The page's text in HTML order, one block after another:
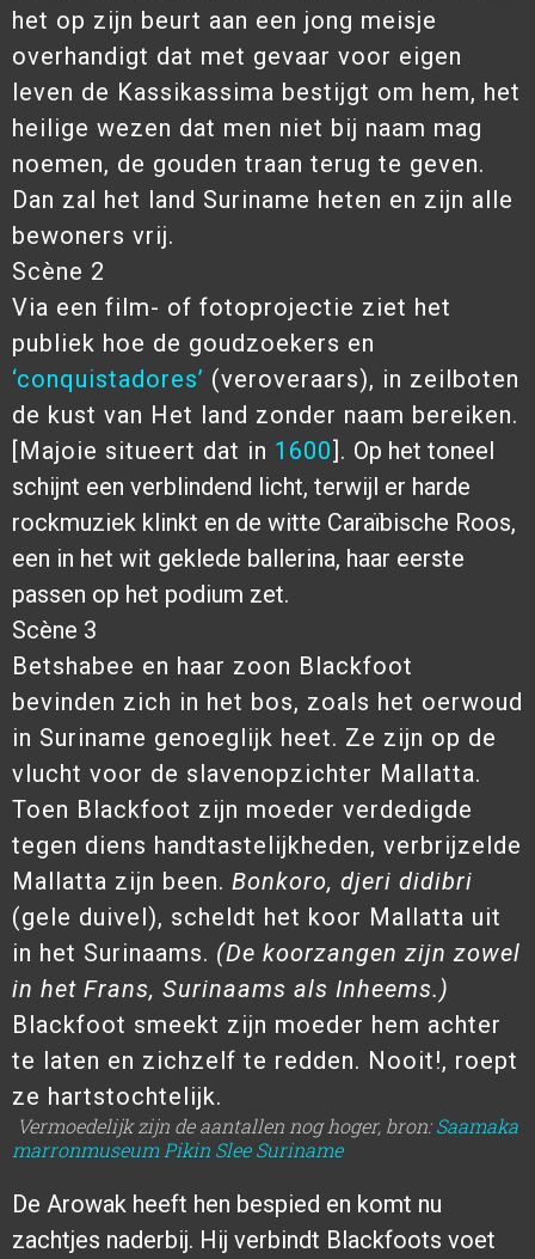
het op zijn beurt aan een jong meisje
overhandigt dat met gevaar voor eigen
leven de Kassikassima bestijgt om hem, het
heilige wezen dat men niet bij naam mag
noemen, de gouden traan terug te geven.
Dan zal het land Suriname heten en zijn alle
bewoners vrij.
Scène 2
Via een film- of fotoprojectie ziet het
publiek hoe de goudzoekers en
‘conquistadores’ (veroveraars), in zeilboten
de kust van Het land zonder naam bereiken.
[Majoie situeert dat in 1600]. Op het toneel
schijnt een verblindend licht, terwijl er harde
rockmuziek klinkt en de witte Caraïbische Roos,
een in het wit geklede ballerina, haar eerste
passen op het podium zet.
Scène 3
Betshabee en haar zoon Blackfoot
bevinden zich in het bos, zoals het oerwoud
in Suriname genoeglijk heet. Ze zijn op de
vlucht voor de slavenopzichter Mallatta.
Toen Blackfoot zijn moeder verdedigde
tegen diens handtastelijkheden, verbrijzelde
Mallatta zijn been. Bonkoro, djeri didibri
(gele duivel), scheldt het koor Mallatta uit
in het Surinaams. (De koorzangen zijn zowel
in het Frans, Surinaams als Inheems.)
Blackfoot smeekt zijn moeder hem achter
te laten en zichzelf te redden. Nooit!, roept
ze hartstochtelijk.
Vermoedelijk zijn de aantallen nog hoger, bron:Saamaka
marronmuseum Pikin Slee Suriname
De Arowak heeft hen bespied en komt nu
zachtjes naderbij. Hij verbindt Blackfoots voet